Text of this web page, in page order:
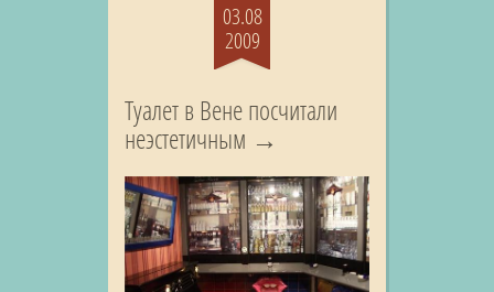
03.08
2009
Туалет в Вене посчитали
неэстетичным